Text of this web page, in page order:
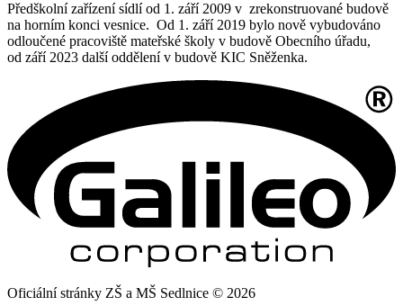
Předškolní zařízení sídlí od 1. září 2009 v zrekonstruované budově
na horním konci vesnice. Od 1. září 2019 bylo nově vybudováno
odloučené pracoviště mateřské školy v budově Obecního úřadu,
od září 2023 další oddělení v budově KIC Sněženka.
Oficiální stránky ZŠ a MŠ Sedlnice © 2026